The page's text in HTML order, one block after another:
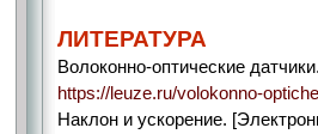
ЛИТЕРАТУРА
Волоконно-оптические
https://leuze.ru/volokonno-
Наклон и ускорение.